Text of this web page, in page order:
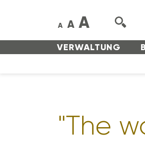
VERWAL­TUNG
A A A
"The